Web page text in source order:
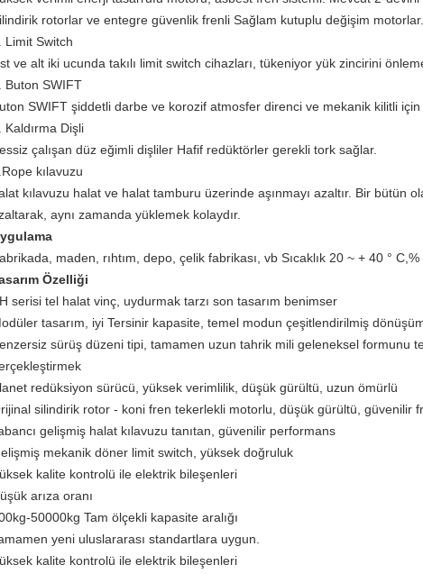
rotorlar ve entegre güvenlik frenli Sağlam kutuplu değişim motorlar.
Limit Switch
ve alt iki ucunda takılı limit switch cihazları, tükeniyor yük zincirini
Buton SWIFT
SWIFT şiddetli darbe ve korozif atmosfer direnci ve mekanik kilitli
Kaldırma Dişli
çalışan düz eğimli dişliler Hafif redüktörler gerekli tork sağlar.
kılavuzu
kılavuzu halat ve halat tamburu üzerinde aşınmayı azaltır. Bir bütün
aynı zamanda yüklemek kolaydır.
maden, rıhtım, depo, çelik fabrikası, vb Sıcaklık 20 ~ + 40 ° C,%
Özelliği
serisi tel halat vinç, uydurmak tarzı son tasarım benimser
tasarım, iyi Tersinir kapasite, temel modun çeşitlendirilmiş
sürüş düzeni tipi, tamamen uzun tahrik mili geleneksel formunu
redüksiyon sürücü, yüksek verimlilik, düşük gürültü, uzun ömürlü
silindirik rotor - koni fren tekerlekli motorlu, düşük gürültü, güvenilir
gelişmiş halat kılavuzu tanıtan, güvenilir performans
mekanik döner limit switch, yüksek doğruluk
kalite kontrolü ile elektrik bileşenleri
arıza oranı
50000kg Tam ölçekli kapasite aralığı
yeni uluslararası standartlara uygun.
kalite kontrolü ile elektrik bileşenleri